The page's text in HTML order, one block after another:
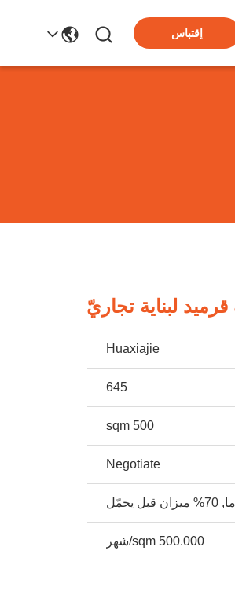
إقتباس
لبناية تجاريّ
Huaxiajie
645
500 sqm
Negotiate
500.000 sqm/شهر